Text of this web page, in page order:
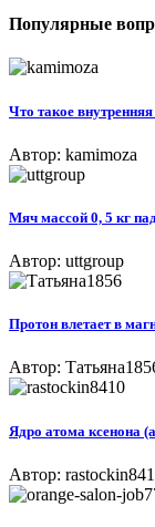
Популярные
Что такое
Автор: kamimoza
Мяч массой 0, 5 кг
Автор: uttgroup
Протон влетает в
Автор:
Ядро атома ксенона
Автор: